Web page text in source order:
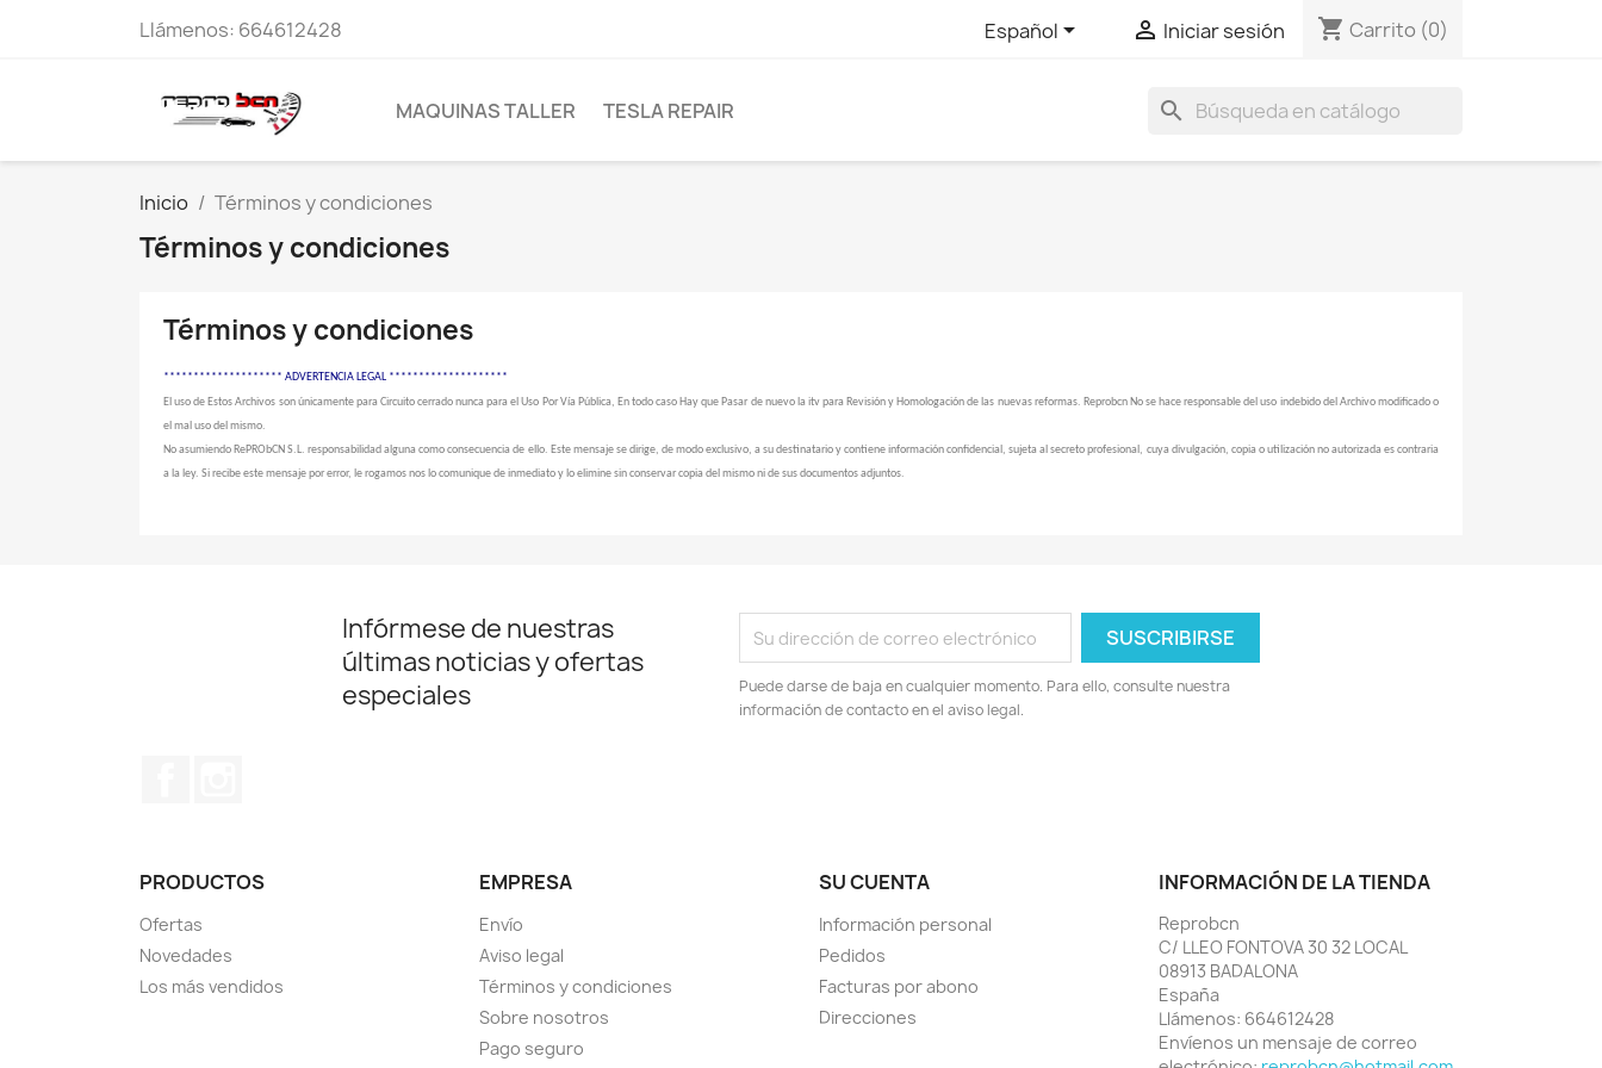
Llámenos: 664612428 Español  Iniciar sesión shopping_cart Carrito (0)
MAQUINAS TALLER TESLA REPAIR search
Inicio Términos y condiciones
Términos y condiciones
Términos y condiciones
******************** ADVERTENCIA LEGAL ********************
El uso de Estos Archivos son únicamente para Circuito cerrado nunca para el Uso Por Vía Pública, En todo caso Hay que Pasar de nuevo la itv para Revisión y Homologación de las nuevas reformas. Reprobcn No se hace responsable del uso indebido del Archivo modificado o
el mal uso del mismo.
No asumiendo RePRObCN S.L. responsabilidad alguna como consecuencia de ello. Este mensaje se dirige, de modo exclusivo, a su destinatario y contiene información confidencial, sujeta al secreto profesional, cuya divulgación, copia o utilización no autorizada es contraria
a la ley. Si recibe este mensaje por error, le rogamos nos lo comunique de inmediato y lo elimine sin conservar copia del mismo ni de sus documentos adjuntos.
Infórmese de nuestras
últimas noticias y ofertas
especiales
Puede darse de baja en cualquier momento. Para ello, consulte nuestra
información de contacto en el aviso legal.
PRODUCTOS
Ofertas
Novedades
Los más vendidos
EMPRESA
Envío
Aviso legal
Términos y condiciones
Sobre nosotros
Pago seguro
SU CUENTA
Información personal
Pedidos
Facturas por abono
Direcciones
INFORMACIÓN DE LA TIENDA
Reprobcn
C/ LLEO FONTOVA 30 32 LOCAL
08913 BADALONA
España
Llámenos: 664612428
Envíenos un mensaje de correo